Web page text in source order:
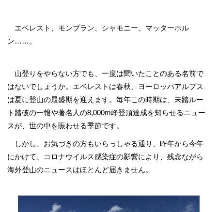
エベレスト、モンブラン、シャモニー、マッターホル
ン……。
山登りをやらない方でも、一度は聞いたことのある名前で
はないでしょうか。エベレストは春秋、ヨーロッパアルプス
は夏に登山の最盛期を迎えます。毎年この時期は、未踏ルー
ト踏破の一報や著名人の8,000m峰登頂達成を知らせるニュー
スが、世の中を賑わせる季節です。
しかし、お気づきの方もいらっしゃる通り、昨年から今年
にかけて、コロナウイルス感染症の影響により、残念ながら
海外登山のニュースはほとんど届きません。